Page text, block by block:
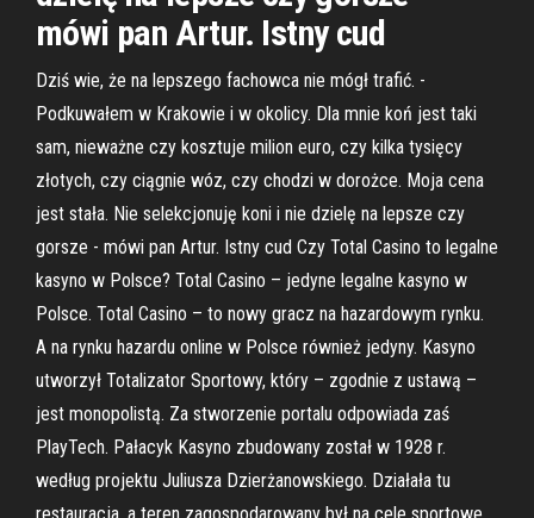
mówi pan Artur. Istny cud
Dziś wie, że na lepszego fachowca nie mógł trafić. -
Podkuwałem w Krakowie i w okolicy. Dla mnie koń jest taki
sam, nieważne czy kosztuje milion euro, czy kilka tysięcy
złotych, czy ciągnie wóz, czy chodzi w dorożce. Moja cena
jest stała. Nie selekcjonuję koni i nie dzielę na lepsze czy
gorsze - mówi pan Artur. Istny cud Czy Total Casino to legalne
kasyno w Polsce? Total Casino – jedyne legalne kasyno w
Polsce. Total Casino – to nowy gracz na hazardowym rynku.
A na rynku hazardu online w Polsce również jedyny. Kasyno
utworzył Totalizator Sportowy, który – zgodnie z ustawą –
jest monopolistą. Za stworzenie portalu odpowiada zaś
PlayTech. Pałacyk Kasyno zbudowany został w 1928 r.
według projektu Juliusza Dzierżanowskiego. Działała tu